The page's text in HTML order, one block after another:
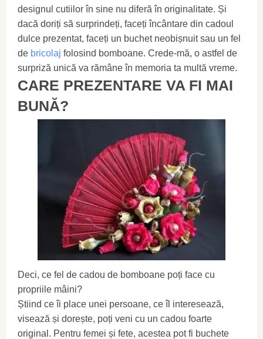
designul cutiilor în sine nu diferă în originalitate. Și
dacă doriți să surprindeți, faceți încântare din cadoul
dulce prezentat, faceți un buchet neobișnuit sau un fel
de bricolaj folosind bomboane. Crede-mă, o astfel de
surpriză unică va rămâne în memoria ta multă vreme.
CARE PREZENTARE VA FI MAI
BUNĂ?
Deci, ce fel de cadou de bomboane poți face cu
propriile mâini?
Știind ce îi place unei persoane, ce îl interesează,
visează și dorește, poți veni cu un cadou foarte
original. Pentru femei și fete, acestea pot fi buchete